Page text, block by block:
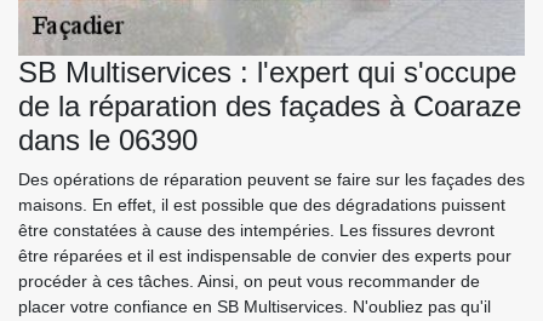
SB Multiservices : l'expert qui s'occupe
de la réparation des façades à Coaraze
dans le 06390
Des opérations de réparation peuvent se faire sur les façades des
maisons. En effet, il est possible que des dégradations puissent
être constatées à cause des intempéries. Les fissures devront
être réparées et il est indispensable de convier des experts pour
procéder à ces tâches. Ainsi, on peut vous recommander de
placer votre confiance en SB Multiservices. N'oubliez pas qu'il